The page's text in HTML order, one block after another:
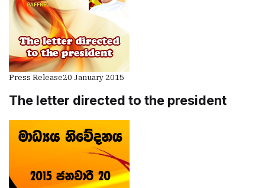
Press Release20 January 2015
The letter directed to the president